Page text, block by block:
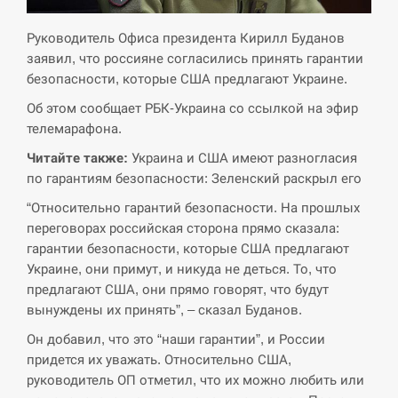
14:53
Экс-послу в США Стефанишиной вручили новое
подозрение и избирают меру…
СЕРПЕНЬ
У Росії розгортається ракетний підрозділ КНДР –
Reuters
14:23
Поставки ракет для ПВО сократились втрое,
хотя у партнеров они…
СЕРПЕНЬ
14:10
У Румунії затоплять чотири баржі для
збільшення потоку води до…
Руководитель Офиса президента Кирилл Буданов
заявил, что россияне согласились принять гарантии
безопасности, которые США предлагают Украине.
Об этом сообщает РБК-Украина со ссылкой на эфир
телемарафона.
Читайте также: Украина и США имеют разногласия
по гарантиям безопасности: Зеленский раскрыл его
“Относительно гарантий безопасности. На прошлых
переговорах российская сторона прямо сказала:
гарантии безопасности, которые США предлагают
Украине, они примут, и никуда не деться. То, что
предлагают США, они прямо говорят, что будут
вынуждены их принять”, – сказал Буданов.
Он добавил, что это “наши гарантии”, и России
придется их уважать. Относительно США,
руководитель ОП отметил, что их можно любить или